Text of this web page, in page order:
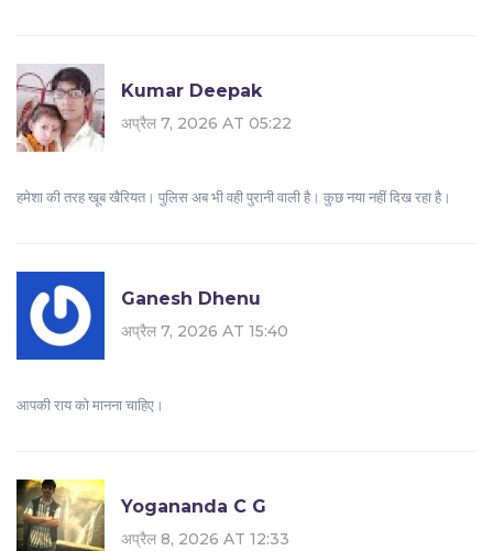
Kumar Deepak
अप्रैल 7, 2026 AT 05:22
हमेशा की तरह खूब खैरियत। पुलिस अब भी वही पुरानी वाली है। कुछ नया नहीं दिख रहा है।
Ganesh Dhenu
अप्रैल 7, 2026 AT 15:40
आपकी राय को मानना चाहिए।
Yogananda C G
अप्रैल 8, 2026 AT 12:33